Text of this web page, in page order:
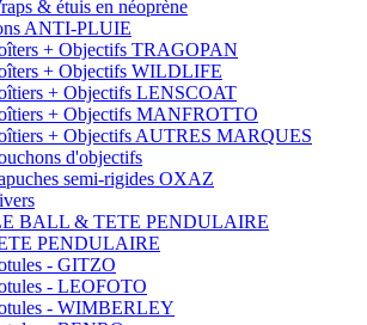
& étuis en néoprène
ANTI-PLUIE
+ Objectifs TRAGOPAN
+ Objectifs WILDLIFE
+ Objectifs LENSCOAT
+ Objectifs MANFROTTO
+ Objectifs AUTRES MARQUES
d'objectifs
semi-rigides OXAZ
BALL & TETE PENDULAIRE
PENDULAIRE
- GITZO
- LEOFOTO
- WIMBERLEY